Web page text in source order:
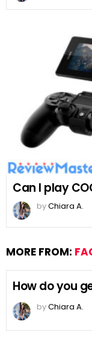
Can I play
byChiara A.
MORE FROM:
How do you
byChiara A.